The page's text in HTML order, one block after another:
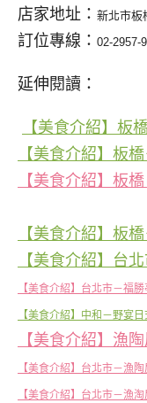
店家地址： 新北市板
訂位專線： 02-2957-
延伸閱讀：
【美食介紹】
【美食介紹】
【美食介紹】板
【美食介紹】板
【美食介紹】台
【美食介紹】台北市－福
【美食介紹】中和－野宴
【美食介紹】漁
【美食介紹】台北市－漁
【美食介紹】台北市－漁